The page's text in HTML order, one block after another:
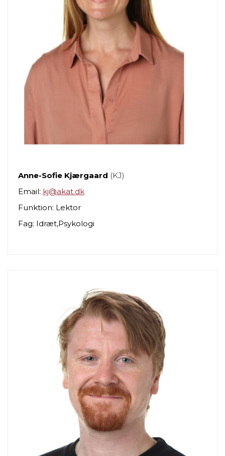
Anne-Sofie Kjærgaard (KJ)
Email: kj@akat.dk
Funktion: Lektor
Fag: Idræt,Psykologi